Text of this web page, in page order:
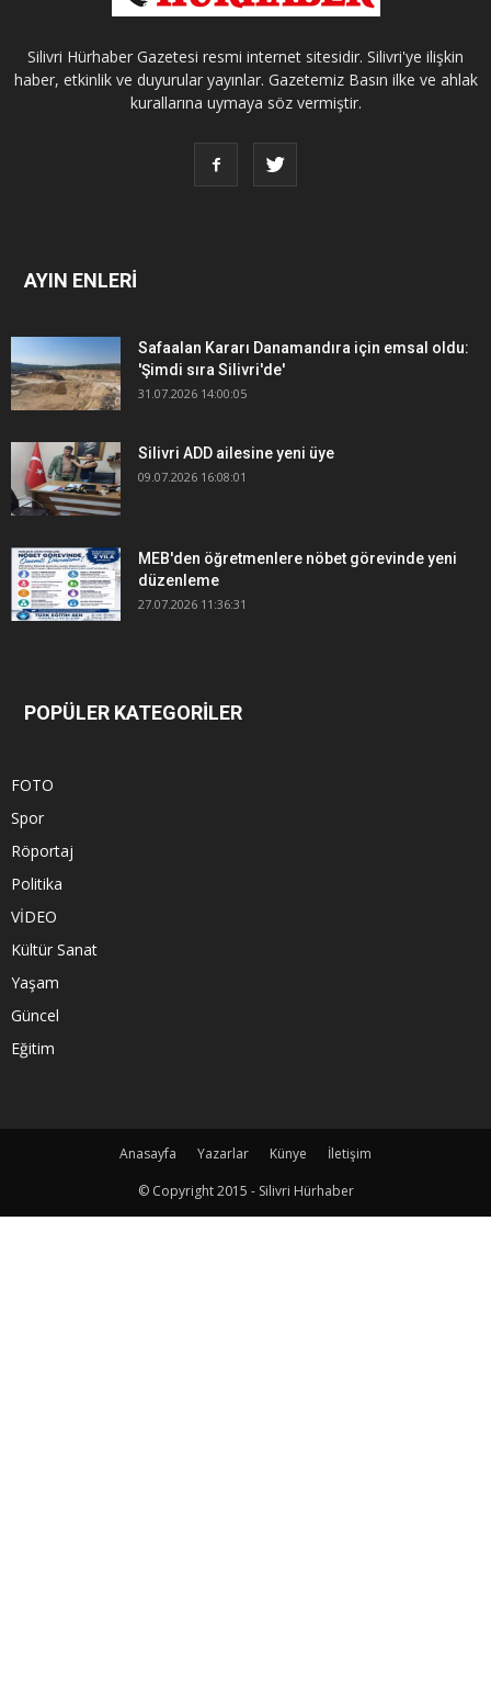
Silivri Hürhaber Gazetesi resmi internet sitesidir. Silivri'ye ilişkin
haber, etkinlik ve duyurular yayınlar. Gazetemiz Basın ilke ve ahlak
kurallarına uymaya söz vermiştir.
AYIN ENLERİ
Safaalan Kararı Danamandıra için emsal oldu:
'Şimdi sıra Silivri'de'
31.07.2026 14:00:05
Silivri ADD ailesine yeni üye
09.07.2026 16:08:01
MEB'den öğretmenlere nöbet görevinde yeni
düzenleme
27.07.2026 11:36:31
POPÜLER KATEGORİLER
FOTO
Spor
Röportaj
Politika
VİDEO
Kültür Sanat
Yaşam
Güncel
Eğitim
Anasayfa Yazarlar Künye
İletişim
© Copyright 2015 - Silivri Hürhaber